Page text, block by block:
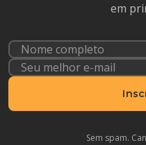
em
Sem spam.